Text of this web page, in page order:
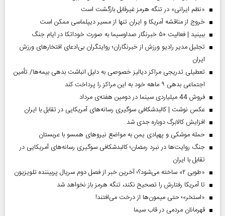
«نظم ایرانی» در تنگه هرمز غیرقابل بازگشت است
خروج از مناقشه آمریکا و ایران تنها از مسیر دیپلماسی ممکن است
ببینید | فعالیت ۵۰ خبرنگار صداوسیما به صورت خوداتکا در ایام جنگ
تجلیل مدیر رادیو ورزش از خبرنگاران؛ روایتگران بی‌ادعای افتخارهای ورزش
ایران
تعطیلی تدریجی مراکز دیالیز خصوصی به دلیل انباشت بدهی بیمه‌ها/ تأمین
اجتماعی بدهی ۹ ماهه خود به این مراکز را پرداخت کند
فروش 44 میلیاردی سینما در دومین هفته‌ی مرداد
عکس نوشت | کالبدشکافی سوگیری رسانه‌های آمریکایی در تقابل با ایران
افزایش کالابرگ دوباره جدی شد
حمله موشکی و پهپادی یمن به مواضع نیروهای همسو با عربستان
جنگ روایت‌ها در نبرد رمضان؛ کالبدشکافی سوگیری رسانه‌های آمریکایی در
تقابل با ایران
«طوبی ۲» ساخته می‌شود؟؛ آخرین خبر از فصل دوم سریال پربیننده تلویزیون
تا آمریکا رفتارش را تصحیح نکند، تنگه هرمز باز نخواهد شد
«استخر»‌‌؛ حتی میمون‌ها از درخت می‌افتند!
قهرمانان مردمی در قاب سیما